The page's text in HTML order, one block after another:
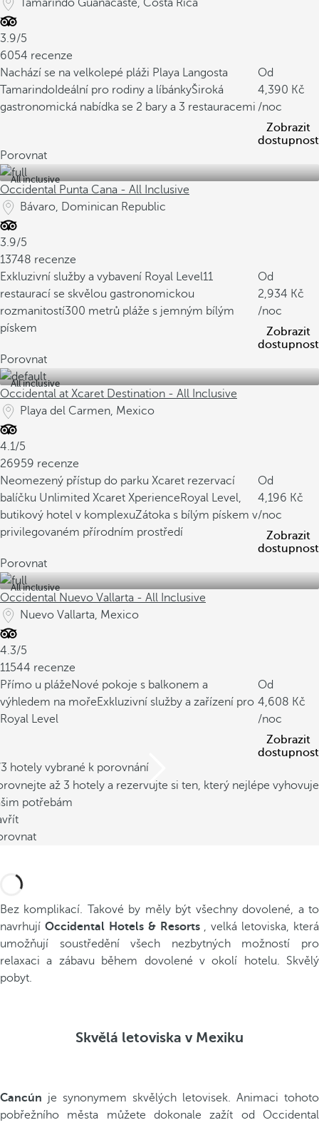
Tamarindo Guanacaste, Costa Rica
3.9/5
6054 recenze
Nachází se na velkolepé pláži Playa Langosta
Tamarindo Ideální pro rodiny a líbánkyŠiroká
gastronomická nabídka se 2 bary a 3 restauracemi
Od
4,390
/noc
Zobrazit
dostupnost
Porovnat
All inclusive
Occidental Punta Cana - All Inclusive
Bávaro, Dominican Republic
3.9/5
13748 recenze
Exkluzivní služby a vybavení Royal Level11
restaurací se skvělou gastronomickou
rozmanitostí300 metrů pláže s jemným bílým
pískem
Od
2,934
/noc
Zobrazit
dostupnost
Porovnat
All inclusive
Occidental at Xcaret Destination - All Inclusive
Playa del Carmen, Mexico
4.1/5
26959 recenze
Neomezený přístup do parku Xcaret rezervací
balíčku Unlimited Xcaret XperienceRoyal Level,
butikový hotel v komplexuZátoka s bílým pískem v
privilegovaném přírodním prostředí
Od
4,196
/noc
Zobrazit
dostupnost
Porovnat
All inclusive
Occidental Nuevo Vallarta - All Inclusive
Nuevo Vallarta, Mexico
4.3/5
11544 recenze
Přímo u plážeNové pokoje s balkonem a
výhledem na mořeExkluzivní služby a zařízení pro
Royal Level
Od
4,608
/noc
Zobrazit
dostupnost
hotely vybrané k porovnání
až 3 hotely a rezervujte si ten, který nejlépe vyhovuje
potřebám
Bez komplikací. Takové by měly být všechny dovolené, a to
navrhují Occidental Hotels & Resorts, velká letoviska, která
umožňují soustředění všech nezbytných možností pro
relaxaci a zábavu během dovolené v okolí hotelu. Skvělý
pobyt.
Skvělá letoviska v Mexiku
Cancún je synonymem skvělých letovisek. Animaci tohoto
pobřežního města můžete dokonale zažít od Occidental